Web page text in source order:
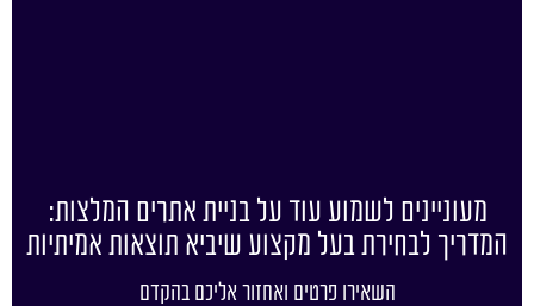
מעוניינים לשמוע עוד על בניית אתרים המלצות:
המדריך לבחירת בעל מקצוע שיביא תוצאות אמיתיות
השאירו פרטים ואחזור אליכם בהקדם